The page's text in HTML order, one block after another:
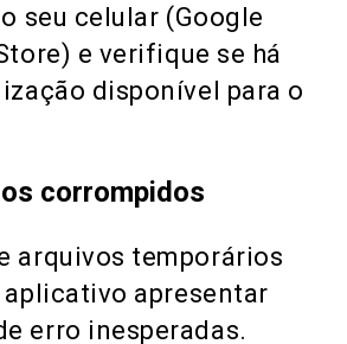
seu celular (Google
e verifique se há
disponível para o
corrompidos
arquivos temporários
apresentar
erro inesperadas.